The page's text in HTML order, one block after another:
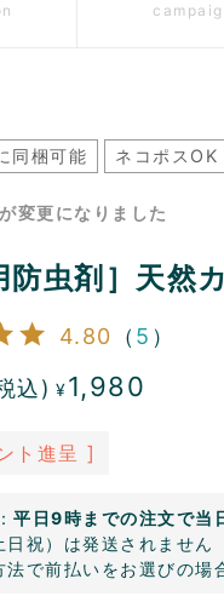
同梱可能 ネコポスOK
変更になりました
防虫剤］天然
4.80 （ 5 ）
込) ¥1,980
ト進呈 ]
平日9時までの注文で当
祝）は発送されません
で前払いをお選びの場